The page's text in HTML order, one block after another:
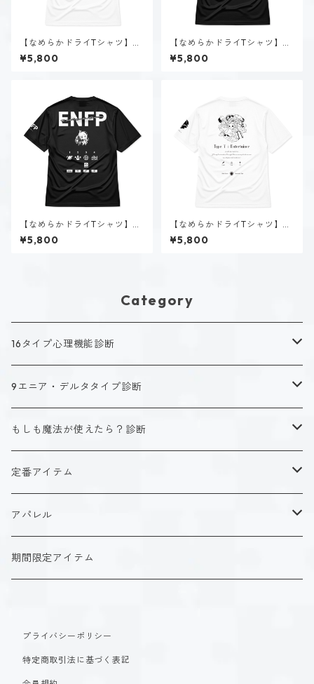
【なめらかドライTシャツ】速
瀬 美姫（ESTP）｜ホワイト
¥5,800
【なめらかドライTシャツ】夜
月 夢乃（INFP）｜ブラック
¥5,800
【なめらかドライTシャツ】空
閑 風音（ENFP）｜ブラック
¥5,800
【なめらかドライTシャツ】タ
イプ７-楽しむ人（ホーリー）
｜ホワイト
¥5,800
Category
16タイプ心理機能診断
キャラクタータイプ
ISTJ（新田 理央）
ISFJ（花園 明日香）
INFP（夜月 夢乃）
定番アイテム
アクリルストラップ
アクリルスタンド
9エニア・デルタタイプ診断
キャラクタータイプ
タイプ１-正す人
タイプ２-助ける人
ホーリーデザイン
ダークデザイン
定番アイテム
アクリルスタンド
マグカップ
もしも魔法が使えたら？診断
魔法スタイル
生命魔法~Vitality~
自然魔法~Elemental~
創造魔法~Genesis~
αシリーズ
βシリーズ
アクリルストラップ
アクリルスタンド
定番アイテム
アクリルストラップ
アクリルスタンド
アパレル
Tシャツ
パーカー
期間限定アイテム
プライバシーポリシー
特定商取引法に基づく表記